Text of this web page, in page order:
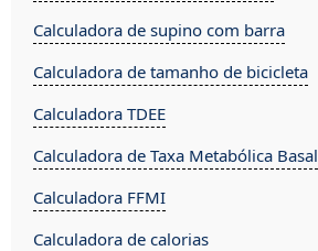
Calculadora de supino com barra
Calculadora de tamanho de bicicleta
Calculadora TDEE
Calculadora de Taxa Metabólica Basal
Calculadora FFMI
Calculadora de calorias